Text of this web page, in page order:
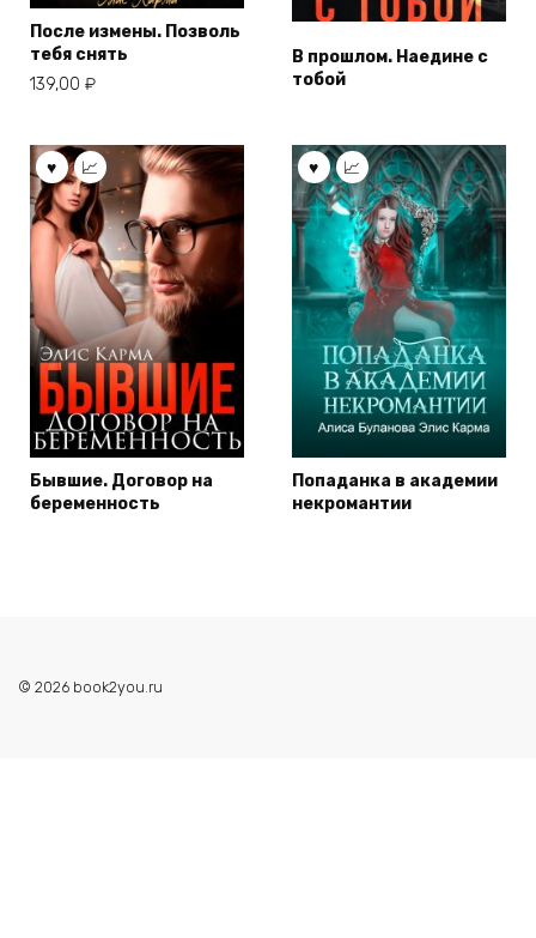
После измены. Позволь
тебя снять
139,00 ₽
В прошлом. Наедине с
тобой
Бывшие. Договор на
беременность
Попаданка в академии
некромантии
© 2026 book2you.ru